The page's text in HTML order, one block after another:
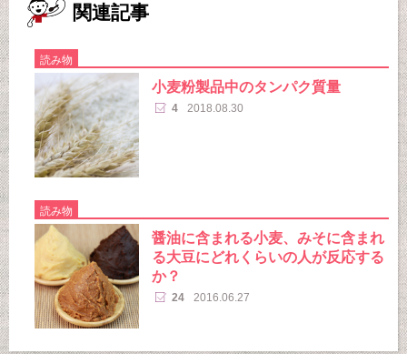
関連記事
読み物
小麦粉製品中のタンパク質量
4 2018.08.30
読み物
醤油に含まれる小麦、みそに含まれ
る大豆にどれくらいの人が反応する
か？
24 2016.06.27